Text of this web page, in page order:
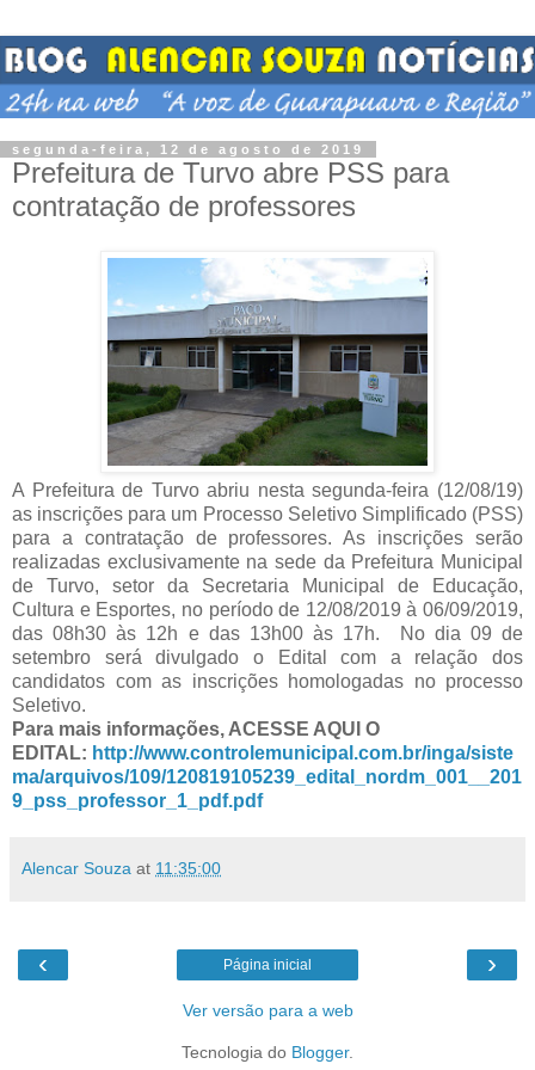
segunda-feira, 12 de agosto de 2019
Prefeitura de Turvo abre PSS para
contratação de professores
A Prefeitura de Turvo abriu nesta segunda-feira (12/08/19)
as inscrições para um Processo Seletivo Simplificado (PSS)
para a contratação de professores. As inscrições serão
realizadas exclusivamente na sede da Prefeitura Municipal
de Turvo, setor da Secretaria Municipal de Educação,
Cultura e Esportes, no período de 12/08/2019 à 06/09/2019,
das 08h30 às 12h e das 13h00 às 17h. No dia 09 de
setembro será divulgado o Edital com a relação dos
candidatos com as inscrições homologadas no processo
Seletivo.
Para mais informações, ACESSE AQUI O
EDITAL: http://www.controlemunicipal.com.br/inga/siste
ma/arquivos/109/120819105239_edital_nordm_001__201
9_pss_professor_1_pdf.pdf
Alencar Souza at 11:35:00
‹ ›
Página inicial
Ver versão para a web
Tecnologia do Blogger.